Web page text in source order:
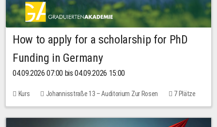
How to apply for a scholarship for PhD
Funding in Germany
04.09.2026 07:00 bis 04.09.2026 15:00
Kurs Johannisstraße 13 – Auditorium Zur Rosen
7 Plätze
10,00 EUR